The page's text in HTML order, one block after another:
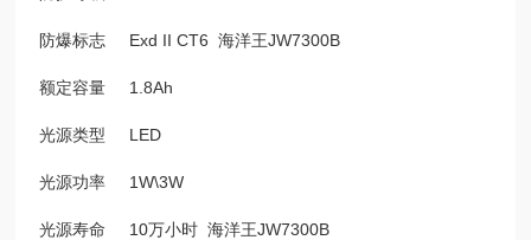
防爆标志 Exd II CT6 海洋王JW7300B
额定容量 1.8Ah
光源类型 LED
光源功率 1W\3W
光源寿命 10万小时 海洋王JW7300B